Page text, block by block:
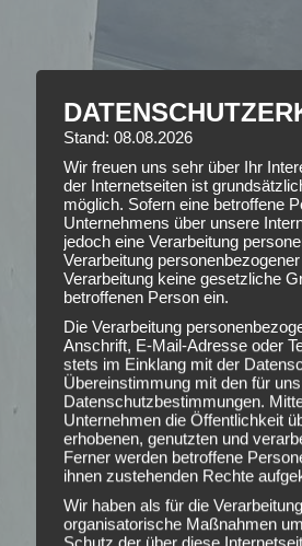
Stand: 08.08.2026
Wir freuen uns sehr über Ihr
der Internetseiten ist
möglich. Sofern eine betroffene
Unternehmens über unsere
jedoch eine Verarbeitung
Verarbeitung
Verarbeitung keine gesetzliche
betroffenen Person ein.
Die Verarbeitung
Anschrift, E-Mail-Adresse oder
stets im Einklang mit der
Übereinstimmung mit den für
Datenschutzbestimmungen.
Unternehmen die Öffentlichkeit
erhobenen, genutzten und
Ferner werden betroffene
ihnen zustehenden Rechte
Wir haben als für die
organisatorische Maßnahmen
Schutz der über diese